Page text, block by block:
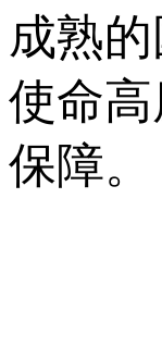
成熟
使命
保障。